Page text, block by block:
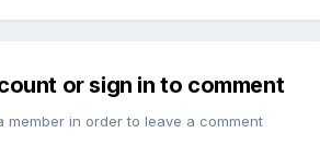
or sign in to comment
member in order to leave a comment